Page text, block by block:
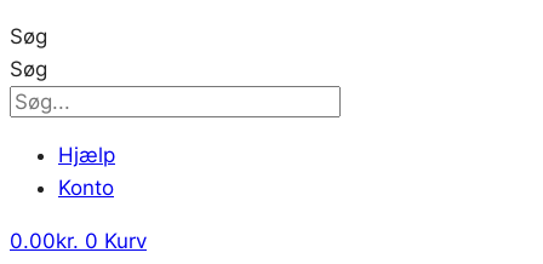
Søg
Søg
Hjælp
Konto
0.00kr. 0 Kurv